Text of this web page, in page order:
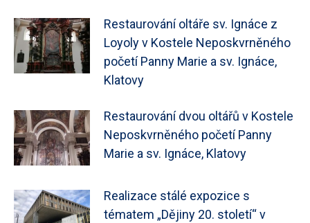
Restaurování oltáře sv. Ignáce z
Loyoly v Kostele Neposkvrněného
početí Panny Marie a sv. Ignáce,
Klatovy
Restaurování dvou oltářů v Kostele
Neposkvrněného početí Panny
Marie a sv. Ignáce, Klatovy
Realizace stálé expozice s
tématem „Dějiny 20. století“ v